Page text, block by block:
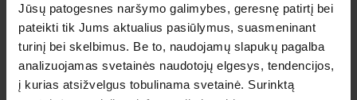
Jūsų patogesnes naršymo galimybes, geresnę patirtį bei
pateikti tik Jums aktualius pasiūlymus, suasmeninant
turinį bei skelbimus. Be to, naudojamų slapukų pagalba
analizuojamas svetainės naudotojų elgesys, tendencijos,
į kurias atsižvelgus tobulinama svetainė. Surinktą
Refrakcijos ydos
Refrakcijos yda – būklė, kai į akį patekę šviesos
spinduliai susikerta ne tinklainėje. Ja laikoma